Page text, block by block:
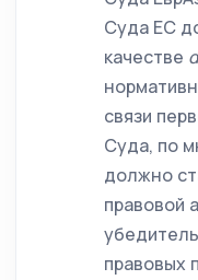
Суда ЕС
качестве
связи
Суда, по
должно
правовой
правовых